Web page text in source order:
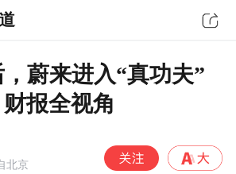
蔚来进入“真功夫”
报全视角
北京